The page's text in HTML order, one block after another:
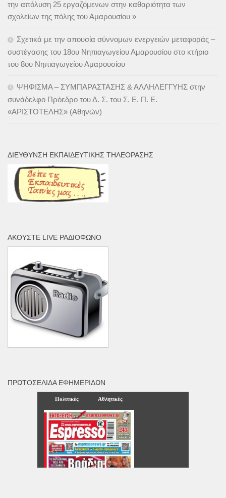
την απόλυση 25 εργαζόμενων στην καθαριότητα των
σχολείων της πόλης του Αμαρουσίου »
Σχετικά με την απουσία σύννομων ενεργειών μεταφοράς –
συστέγασης του 18ου Νηπιαγωγείου Αμαρουσίου στο κτήριο
του 8ου Νηπιαγωγείου Αμαρουσίου
ΨΗΦΙΣΜΑ – ΣΥΜΠΑΡΑΣΤΑΣΗΣ & ΑΛΛΗΛΕΓΓΥΗΣ στην
συνάδελφο Πρόεδρο του Δ. Σ. του Σ. Ε. Π. Ε.
«ΑΡΙΣΤΟΤΕΛΗΣ» (Αθηνών)
ΔΙΕΎΘΥΝΣΗ ΕΚΠΑΙΔΕΥΤΙΚΉΣ ΤΗΛΕΌΡΑΣΗΣ
ΑΚΟΎΣΤΕ LIVE ΡΑΔΙΌΦΩΝΟ
ΠΡΩΤΟΣΈΛΙΔΑ ΕΦΗΜΕΡΊΔΩΝ